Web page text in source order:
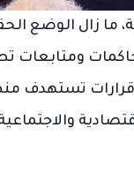
ما زال الوضع
ومتابعات
قرارات تستهدف